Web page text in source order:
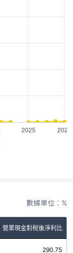
數據單位：%
營業現金對稅後淨利比
290.75